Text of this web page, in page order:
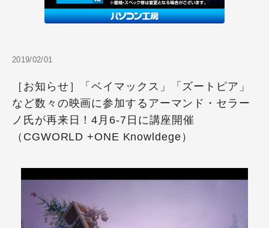
2019/02/01
［お知らせ］「ベイマックス」「ズートピア」
など数々の映画に参加するアーマンド・セラー
ノ氏が再来日！4月6-7日に講座開催
（CGWORLD +ONE Knowldege）